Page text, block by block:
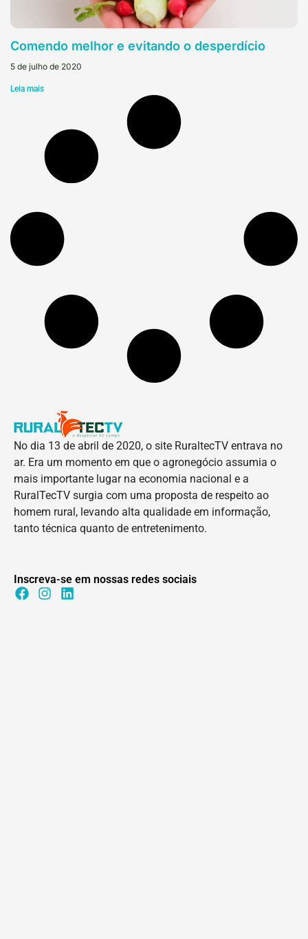
Comendo melhor e evitando o desperdício
5 de julho de 2020
Leia mais
No dia 13 de abril de 2020, o site RuraltecTV entrava no
ar. Era um momento em que o agronegócio assumia o
mais importante lugar na economia nacional e a
RuralTecTV surgia com uma proposta de respeito ao
homem rural, levando alta qualidade em informação,
tanto técnica quanto de entretenimento.
Inscreva-se em nossas redes sociais